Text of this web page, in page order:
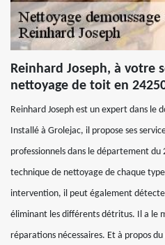
Reinhard Joseph, à votre
nettoyage de toit en
Reinhard Joseph est un expert dans le
Installé à Grolejac, il propose ses
professionnels dans le département
technique de nettoyage de chaque
intervention, il peut également
éliminant les différents détritus. Il a le
réparations nécessaires. Et à propos